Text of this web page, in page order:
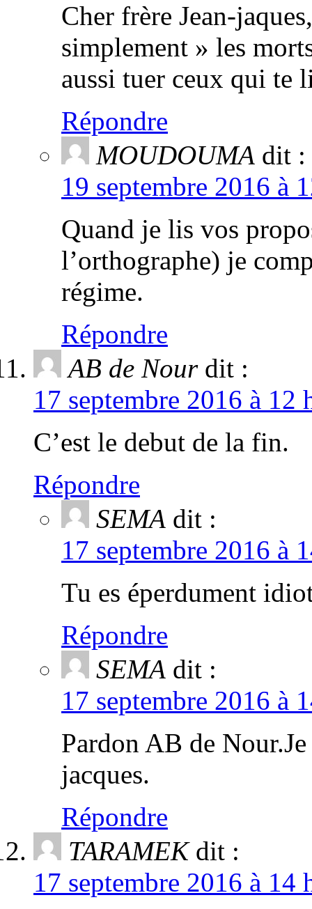
Cher frère Jean-
simplement » les
aussi tuer ceux qui te
Répondre
MOUDOUMA dit :
19 septembre 2016 à
Quand je lis vos
l’orthographe) je
régime.
Répondre
AB de Nour dit :
17 septembre 2016 à
C’est le debut de la fin.
Répondre
SEMA dit :
17 septembre 2016 à
Tu es éperdument
Répondre
SEMA dit :
17 septembre 2016 à
Pardon AB de
jacques.
Répondre
TARAMEK dit :
17 septembre 2016 à